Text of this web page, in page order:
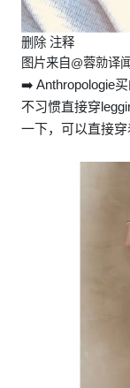
删除 注释
图片来自@蓉勍译闻
➡️ Anthropologie
不习惯直接穿
一下，可以直接穿